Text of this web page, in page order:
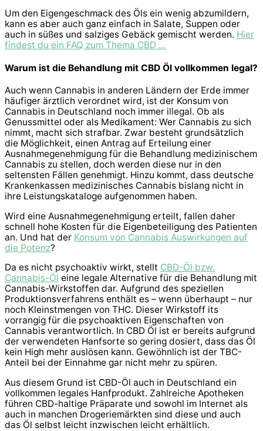
Um den Eigengeschmack des Öls ein wenig abzumildern,
kann es aber auch ganz einfach in Salate, Suppen oder
auch in süßes und salziges Gebäck gemischt werden. Hier
findest du ein FAQ zum Thema CBD …
Warum ist die Behandlung mit CBD Öl vollkommen legal?
Auch wenn Cannabis in anderen Ländern der Erde immer
häufiger ärztlich verordnet wird, ist der Konsum von
Cannabis in Deutschland noch immer illegal. Ob als
Genussmittel oder als Medikament: Wer Cannabis zu sich
nimmt, macht sich strafbar. Zwar besteht grundsätzlich
die Möglichkeit, einen Antrag auf Erteilung einer
Ausnahmegenehmigung für die Behandlung medizinischem
Cannabis zu stellen, doch werden diese nur in den
seltensten Fällen genehmigt. Hinzu kommt, dass deutsche
Krankenkassen medizinisches Cannabis bislang nicht in
ihre Leistungskataloge aufgenommen haben.
Wird eine Ausnahmegenehmigung erteilt, fallen daher
schnell hohe Kosten für die Eigenbeteiligung des Patienten
an. Und hat der Konsum von Cannabis Auswirkungen auf
die Potenz?
Da es nicht psychoaktiv wirkt, stellt CBD-Öl bzw.
Cannabis-Öl eine legale Alternative für die Behandlung mit
Cannabis-Wirkstoffen dar. Aufgrund des speziellen
Produktionsverfahrens enthält es – wenn überhaupt – nur
noch Kleinstmengen von THC. Dieser Wirkstoff its
vorrangig für die psychoaktiven Eigenschaften von
Cannabis verantwortlich. In CBD Öl ist er bereits aufgrund
der verwendeten Hanfsorte so gering dosiert, dass das Öl
kein High mehr auslösen kann. Gewöhnlich ist der TBC-
Anteil bei der Einnahme gar nicht mehr zu spüren.
Aus diesem Grund ist CBD-Öl auch in Deutschland ein
vollkommen legales Hanfprodukt. Zahlreiche Apotheken
führen CBD-haltige Präparate und sowohl im Internet als
auch in manchen Drogeriemärkten sind diese und auch
das Öl selbst leicht inzwischen leicht erhältlich.